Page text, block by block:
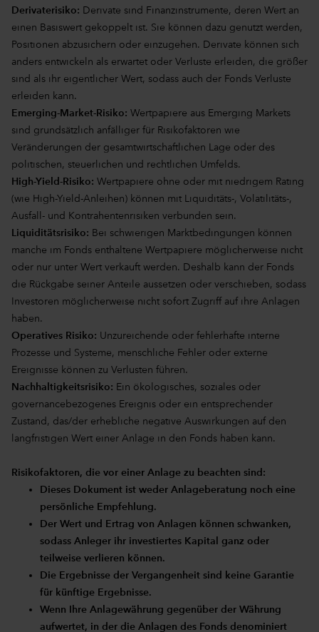
Derivaterisiko: Derivate sind Finanzinstrumente, deren Wert an
einen Basiswert gekoppelt ist. Sie können dazu genutzt werden,
Positionen abzusichern oder einzugehen. Derivate können sich
anders entwickeln als erwartet oder Verluste erleiden, die größer
sind als ihr eigentlicher Wert, sodass auch der Fonds Verluste
erleiden kann.
Emerging-Market-Risiko: Wertpapiere aus Emerging Markets
sind grundsätzlich anfälliger für Risikofaktoren wie
Veränderungen der gesamtwirtschaftlichen Lage oder des
politischen, steuerlichen und rechtlichen Umfelds.
High-Yield-Risiko: Wertpapiere ohne oder mit niedrigem Rating
(wie High-Yield-Anleihen) können mit Liquiditäts-, Volatilitäts-,
Ausfall- und Kontrahentenrisiken verbunden sein.
Liquiditätsrisiko: Bei schwierigen Marktbedingungen können
manche im Fonds enthaltene Wertpapiere möglicherweise nicht
oder nur unter Wert verkauft werden. Deshalb kann der Fonds
die Rückgabe seiner Anteile aussetzen oder verschieben, sodass
Investoren möglicherweise nicht sofort Zugriff auf ihre Anlagen
haben.
Operatives Risiko: Unzureichende oder fehlerhafte interne
Prozesse und Systeme, menschliche Fehler oder externe
Ereignisse können zu Verlusten führen.
Nachhaltigkeitsrisiko: Ein ökologisches, soziales oder
governancebezogenes Ereignis oder ein entsprechender
Zustand, das/der erhebliche negative Auswirkungen auf den
langfristigen Wert einer Anlage in den Fonds haben kann.
Risikofaktoren, die vor einer Anlage zu beachten sind:
Dieses Dokument ist weder Anlageberatung noch eine
persönliche Empfehlung.
Der Wert und Ertrag von Anlagen können schwanken,
sodass Anleger ihr investiertes Kapital ganz oder
teilweise verlieren können.
Die Ergebnisse der Vergangenheit sind keine Garantie
für künftige Ergebnisse.
Wenn Ihre Anlagewährung gegenüber der Währung
aufwertet, in der die Anlagen des Fonds denominiert